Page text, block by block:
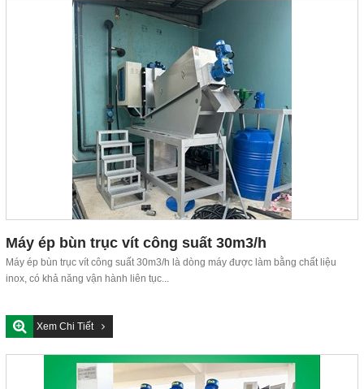
Máy ép bùn trục vít DDTP-MSP-401
Máy ép bùn trục vít DDTP-MSP-402
Máy ép bùn trục vít DDTP-MSP-403
Máy ép bùn trục vít DDTP-MSP-404
Máy ép bùn trục vít công suất 30m3/h
Máy ép bùn trục vít công suất 30m3/h là dòng máy được làm bằng chất liệu
inox, có khả năng vận hành liên tục...
Xem Chi Tiết